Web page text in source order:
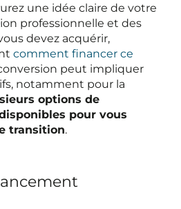
une idée claire de votre
professionnelle et des
devez acquérir,
comment financer ce
peut impliquer
notamment pour la
options de
pour vous
transition.